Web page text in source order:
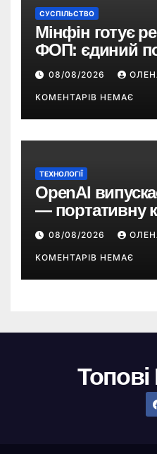
СУСПІЛЬСТВО
Мінфін готує
ФОП: єдиний
ПДВ з 2028 року
групи
08/08/2026
КОМЕНТАРІВ НЕМАЄ
ТЕХНОЛОГІЇ
OpenAI
— портативну
ChatGPT,
понад $300
08/08/2026
КОМЕНТАРІВ НЕМАЄ